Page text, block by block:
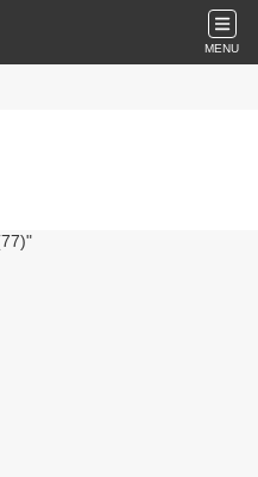
MENU